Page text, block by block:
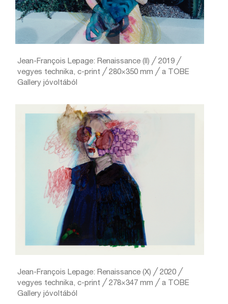
Jean-François Lepage: Renaissance (II) ╱ 2019 ╱
vegyes technika, c-print ╱ 280×350 mm ╱ a TOBE
Gallery jóvoltából
Jean-François Lepage: Renaissance (X) ╱ 2020 ╱
vegyes technika, c-print ╱ 278×347 mm ╱ a TOBE
Gallery jóvoltából